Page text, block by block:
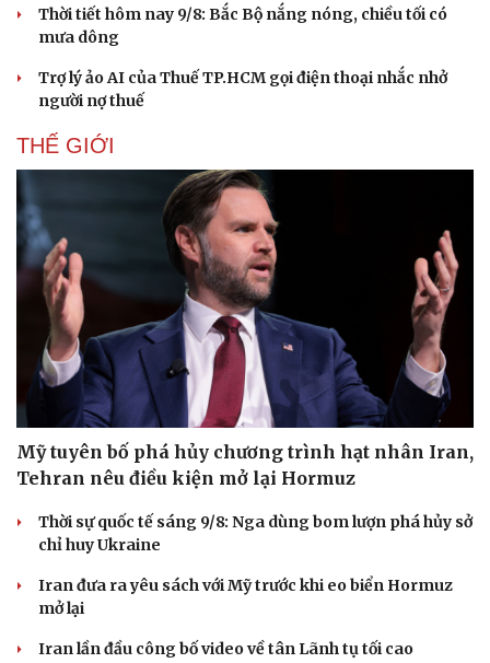
Thời tiết hôm nay 9/8: Bắc Bộ nắng nóng, chiều tối có
mưa dông
Trợ lý ảo AI của Thuế TP.HCM gọi điện thoại nhắc nhở
người nợ thuế
THẾ GIỚI
Mỹ tuyên bố phá hủy chương trình hạt nhân Iran,
Tehran nêu điều kiện mở lại Hormuz
Thời sự quốc tế sáng 9/8: Nga dùng bom lượn phá hủy sở
chỉ huy Ukraine
Iran đưa ra yêu sách với Mỹ trước khi eo biển Hormuz
mở lại
Iran lần đầu công bố video về tân Lãnh tụ tối cao